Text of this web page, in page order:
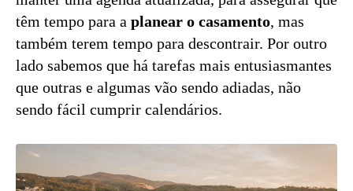
têm tempo para a planear o casamento, mas
também terem tempo para descontrair. Por outro
lado sabemos que há tarefas mais entusiasmantes
que outras e algumas vão sendo adiadas, não
sendo fácil cumprir calendários.